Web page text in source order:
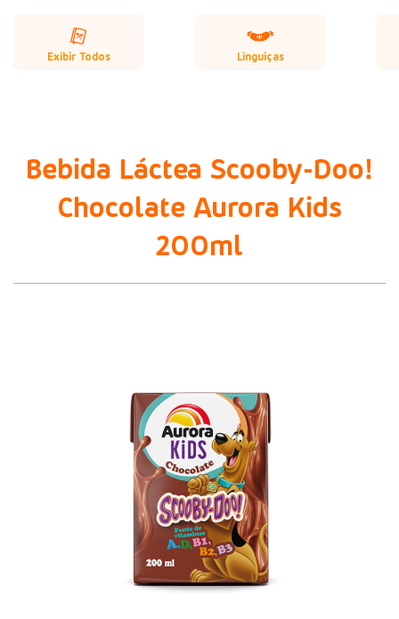
Exibir Todos Linguiças
Bebida Láctea Scooby-Doo!
Chocolate Aurora Kids
200ml